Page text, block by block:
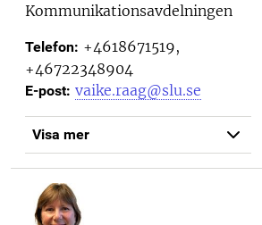
Kommunikationsavdelningen
Telefon: +4618671519,
+46722348904
E-post: vaike.raag@slu.se
Visa mer